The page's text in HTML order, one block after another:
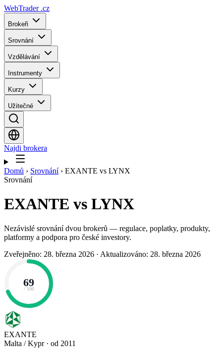
WebTrader .cz
Brokeři
Srovnání
Vzdělávání
Instrumenty
Kurzy
Užitečné
Najdi brokera
Domů › Srovnání › EXANTE vs LYNX
Srovnání
EXANTE vs LYNX
Nezávislé srovnání dvou brokerů — regulace, poplatky, produkty,
platformy a podpora pro české investory.
Zveřejněno: 28. března 2026 · Aktualizováno: 28. března 2026
69
/ 100
EXANTE
Malta / Kypr · od 2011